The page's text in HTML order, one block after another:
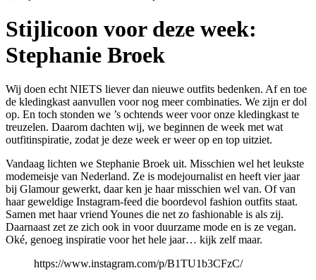
Stijlicoon voor deze week:
Stephanie Broek
Wij doen echt NIETS liever dan nieuwe outfits bedenken. Af en toe
de kledingkast aanvullen voor nog meer combinaties. We zijn er dol
op. En toch stonden we ’s ochtends weer voor onze kledingkast te
treuzelen. Daarom dachten wij, we beginnen de week met wat
outfitinspiratie, zodat je deze week er weer op en top uitziet.
Vandaag lichten we Stephanie Broek uit. Misschien wel het leukste
modemeisje van Nederland. Ze is modejournalist en heeft vier jaar
bij Glamour gewerkt, daar ken je haar misschien wel van. Of van
haar geweldige Instagram-feed die boordevol fashion outfits staat.
Samen met haar vriend Younes die net zo fashionable is als zij.
Daarnaast zet ze zich ook in voor duurzame mode en is ze vegan.
Oké, genoeg inspiratie voor het hele jaar… kijk zelf maar.
https://www.instagram.com/p/B1TU1b3CFzC/